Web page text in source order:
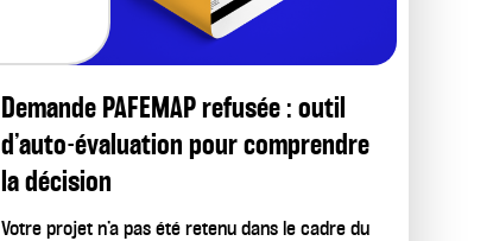
Demande PAFEMAP refusée : outil
d’auto-évaluation pour comprendre
la décision
Votre projet n’a pas été retenu dans le cadre du